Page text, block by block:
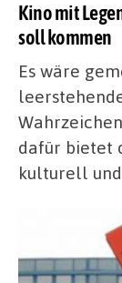
Kino mit
soll kommen
Es wäre
dafür bietet
kulturell